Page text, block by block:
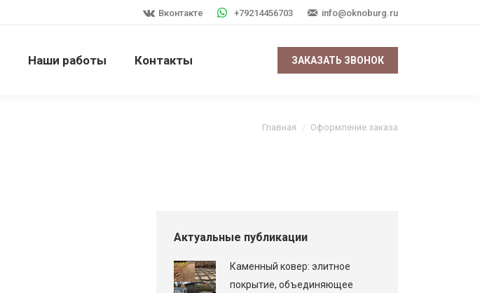
Вконтакте +79214456703 info@oknoburg.ru
Наши работы Контакты ЗАКАЗАТЬ ЗВОНОК
Вы здесь:
Главная Оформление заказа
Актуальные публикации
Каменный ковер: элитное
покрытие, объединяющее